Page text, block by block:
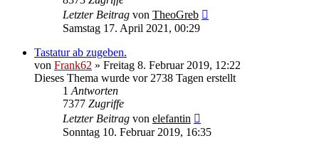
Letzter Beitrag von TheoGreb
Samstag 17. April 2021, 00:29
Tastatur ab zugeben.
von Frank62 » Freitag 8. Februar 2019, 12:22
Dieses Thema wurde vor 2738 Tagen erstellt
1 Antworten
7377 Zugriffe
Letzter Beitrag von elefantin
Sonntag 10. Februar 2019, 16:35